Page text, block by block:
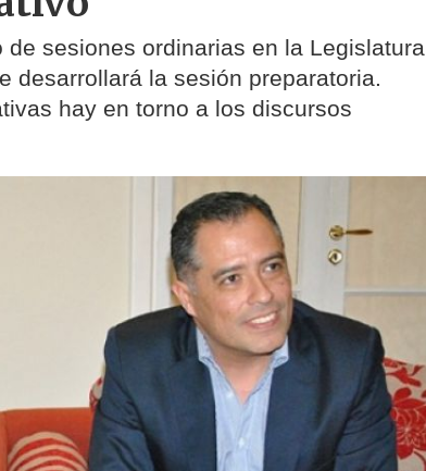
sesiones ordinarias en la Legislatura
desarrollará la sesión preparatoria.
hay en torno a los discursos